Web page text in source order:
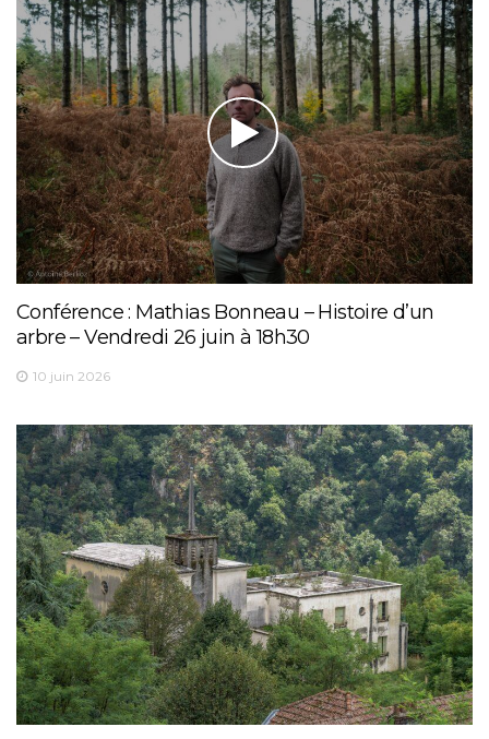
Conférence : Mathias Bonneau – Histoire d’un
arbre – Vendredi 26 juin à 18h30
10 juin 2026